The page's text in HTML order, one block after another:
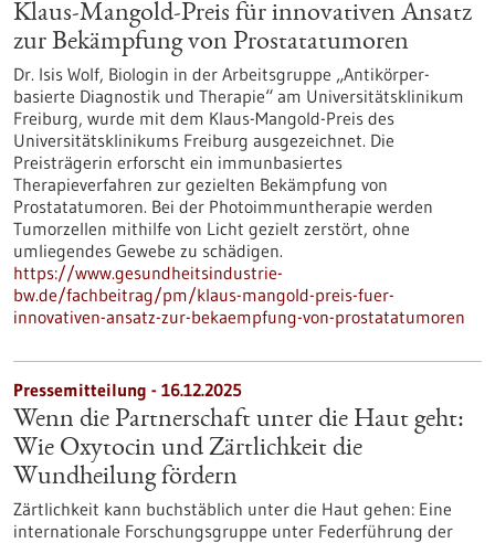
Klaus-Mangold-Preis für innovativen Ansatz
zur Bekämpfung von Prostatatumoren
Dr. Isis Wolf, Biologin in der Arbeitsgruppe „Antikörper-
basierte Diagnostik und Therapie“ am Universitätsklinikum
Freiburg, wurde mit dem Klaus-Mangold-Preis des
Universitätsklinikums Freiburg ausgezeichnet. Die
Preisträgerin erforscht ein immunbasiertes
Therapieverfahren zur gezielten Bekämpfung von
Prostatatumoren. Bei der Photoimmuntherapie werden
Tumorzellen mithilfe von Licht gezielt zerstört, ohne
umliegendes Gewebe zu schädigen.
https://www.gesundheitsindustrie-
bw.de/fachbeitrag/pm/klaus-mangold-preis-fuer-
innovativen-ansatz-zur-bekaempfung-von-prostatatumoren
Pressemitteilung - 16.12.2025
Wenn die Partnerschaft unter die Haut geht:
Wie Oxytocin und Zärtlichkeit die
Wundheilung fördern
Zärtlichkeit kann buchstäblich unter die Haut gehen: Eine
internationale Forschungsgruppe unter Federführung der